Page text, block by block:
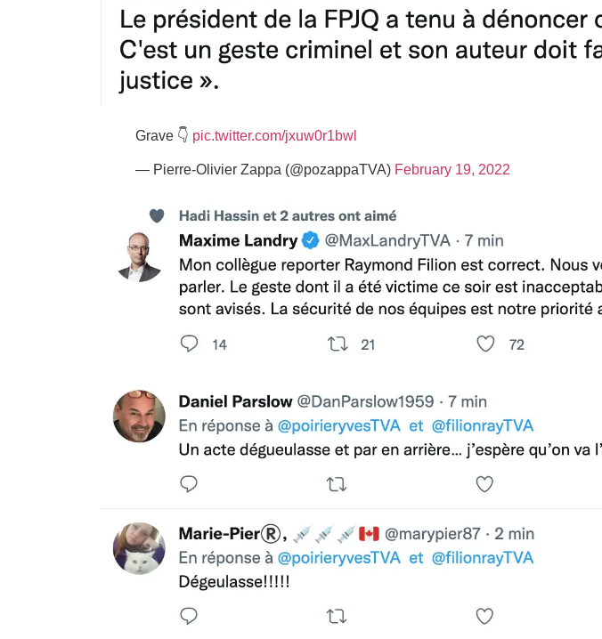
Grave 👇 pic.twitter.com/jxuw0r1bwl
— Pierre-Olivier Zappa (@pozappaTVA) February 19, 2022